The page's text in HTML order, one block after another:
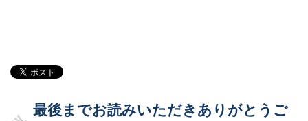
最後までお読みいただきありがとうご